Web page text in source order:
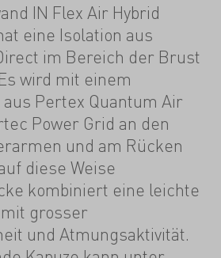
IN Flex Air Hybrid
eine Isolation aus
im Bereich der Brust
wird mit einem
Pertex Quantum Air
Power Grid an den
und am Rücken
diese Weise
kombiniert eine leichte
grosser
und Atmungsaktivität.